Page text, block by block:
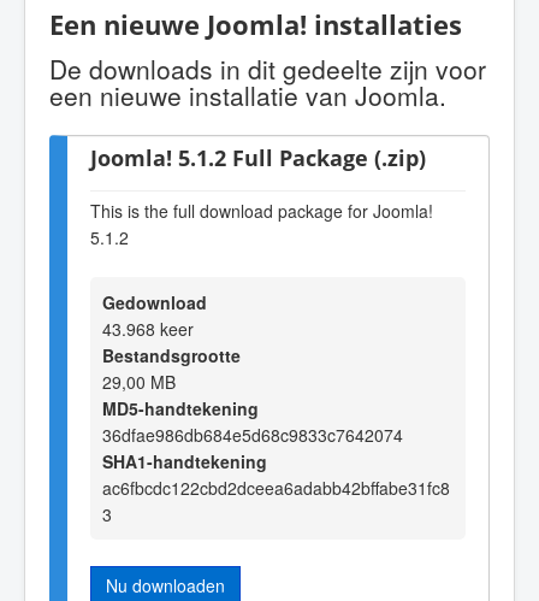
Een nieuwe Joomla! installaties
De downloads in dit gedeelte zijn voor
een nieuwe installatie van Joomla.
Joomla! 5.1.2 Full Package (.zip)
This is the full download package for Joomla!
5.1.2
Gedownload
43.968 keer
Bestandsgrootte
29,00 MB
MD5-handtekening
36dfae986db684e5d68c9833c7642074
SHA1-handtekening
ac6fbcdc122cbd2dceea6adabb42bffabe31fc8
3
Nu downloaden